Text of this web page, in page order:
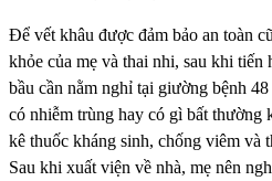
Để vết khâu được đảm bảo an toàn
khỏe của mẹ và thai nhi, sau khi tiến
bầu cần nằm nghỉ tại giường bệnh
có nhiễm trùng hay có gì bất thường
kê thuốc kháng sinh, chống viêm và
Sau khi xuất viện về nhà, mẹ nên